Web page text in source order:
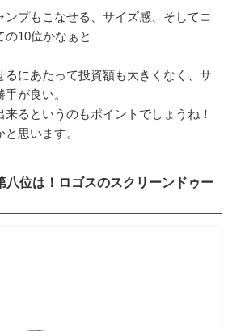
ンプもこなせる、サイズ感、そしてコ
の10位かなぁと
るにあたって投資額も大きくなく、サ
が良い。
るというのもポイントでしょうね！
思います。
八位は！ロゴスのスクリーンドゥー